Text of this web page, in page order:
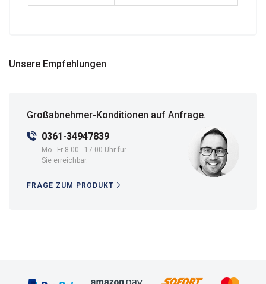
Unsere Empfehlungen
Großabnehmer-Konditionen auf Anfrage.
0361-34947839
Mo - Fr 8.00 - 17.00 Uhr für
Sie erreichbar.
FRAGE ZUM PRODUKT